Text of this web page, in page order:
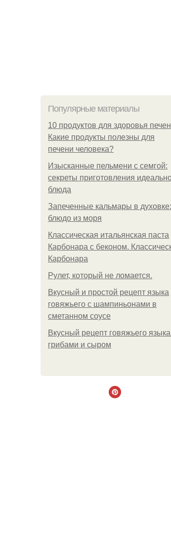
Популярные материалы
10 продуктов для здоровья
Какие продукты полезны для
печени человека?
Изысканные пельмени с семгой:
секреты приготовления
блюда
Запеченные кальмары в духовке:
блюдо из моря
Классическая итальянская паста
Карбонара с беконом.
Карбонара
Рулет, который не ломается.
Вкусный и простой рецепт языка
говяжьего с шампиньонами в
сметанном соусе
Вкусный рецепт говяжьего
грибами и сыром